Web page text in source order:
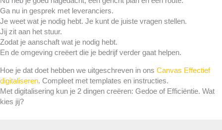
Ga nu in gesprek met leveranciers.
Je weet wat je nodig hebt. Je kunt de juiste vragen stellen.
Jij zit aan het stuur.
Zodat je aanschaft wat je nodig hebt.
En de omgeving creëert die je bedrijf verder gaat helpen.
Hoe je dat doet hebben we uitgeschreven in ons Canvas Effectief
digitaliseren. Compleet met templates en instructies.
Met digitalisering kun je 2 dingen creëren: Gedoe of Efficiëntie. Wat
kies jij?